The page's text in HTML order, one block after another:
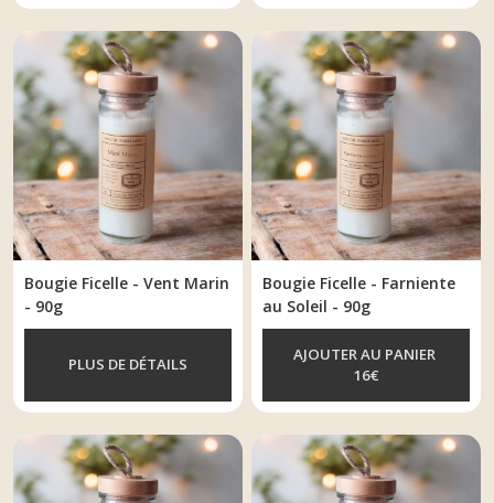
Bougie Ficelle - Vent Marin
- 90g
PLUS DE DÉTAILS
Bougie Ficelle - Farniente
au Soleil - 90g
AJOUTER AU PANIER
16€
FICELLES
-
90G
(33)
Les
thématiques
(2)
Les
Blanches
(10)
Afficher
résultats